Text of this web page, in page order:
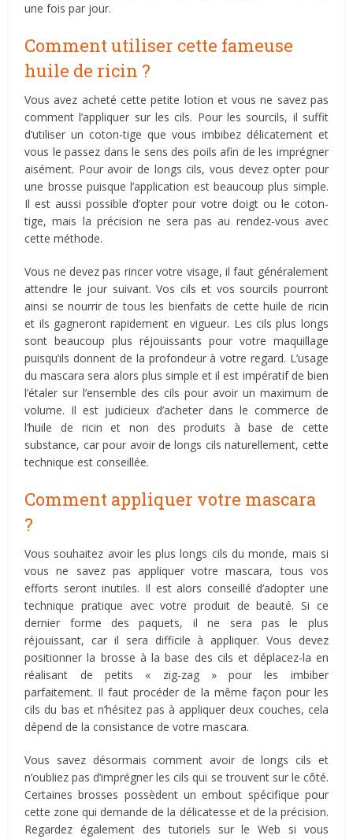
une fois par jour.
Comment utiliser cette fameuse
huile de ricin ?
Vous avez acheté cette petite lotion et vous ne savez pas
comment l’appliquer sur les cils. Pour les sourcils, il suffit
d’utiliser un coton-tige que vous imbibez délicatement et
vous le passez dans le sens des poils afin de les imprégner
aisément. Pour avoir de longs cils, vous devez opter pour
une brosse puisque l’application est beaucoup plus simple.
Il est aussi possible d’opter pour votre doigt ou le coton-
tige, mais la précision ne sera pas au rendez-vous avec
cette méthode.
Vous ne devez pas rincer votre visage, il faut généralement
attendre le jour suivant. Vos cils et vos sourcils pourront
ainsi se nourrir de tous les bienfaits de cette huile de ricin
et ils gagneront rapidement en vigueur. Les cils plus longs
sont beaucoup plus réjouissants pour votre maquillage
puisqu’ils donnent de la profondeur à votre regard. L’usage
du mascara sera alors plus simple et il est impératif de bien
l’étaler sur l’ensemble des cils pour avoir un maximum de
volume. Il est judicieux d’acheter dans le commerce de
l’huile de ricin et non des produits à base de cette
substance, car pour avoir de longs cils naturellement, cette
technique est conseillée.
Comment appliquer votre mascara
?
Vous souhaitez avoir les plus longs cils du monde, mais si
vous ne savez pas appliquer votre mascara, tous vos
efforts seront inutiles. Il est alors conseillé d’adopter une
technique pratique avec votre produit de beauté. Si ce
dernier forme des paquets, il ne sera pas le plus
réjouissant, car il sera difficile à appliquer. Vous devez
positionner la brosse à la base des cils et déplacez-la en
réalisant de petits « zig-zag » pour les imbiber
parfaitement. Il faut procéder de la même façon pour les
cils du bas et n’hésitez pas à appliquer deux couches, cela
dépend de la consistance de votre mascara.
Vous savez désormais comment avoir de longs cils et
n’oubliez pas d’imprégner les cils qui se trouvent sur le côté.
Certaines brosses possèdent un embout spécifique pour
cette zone qui demande de la délicatesse et de la précision.
Regardez également des tutoriels sur le Web si vous